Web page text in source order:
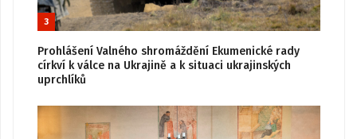
3
Prohlášení Valného shromáždění Ekumenické rady
církví k válce na Ukrajině a k situaci ukrajinských
uprchlíků